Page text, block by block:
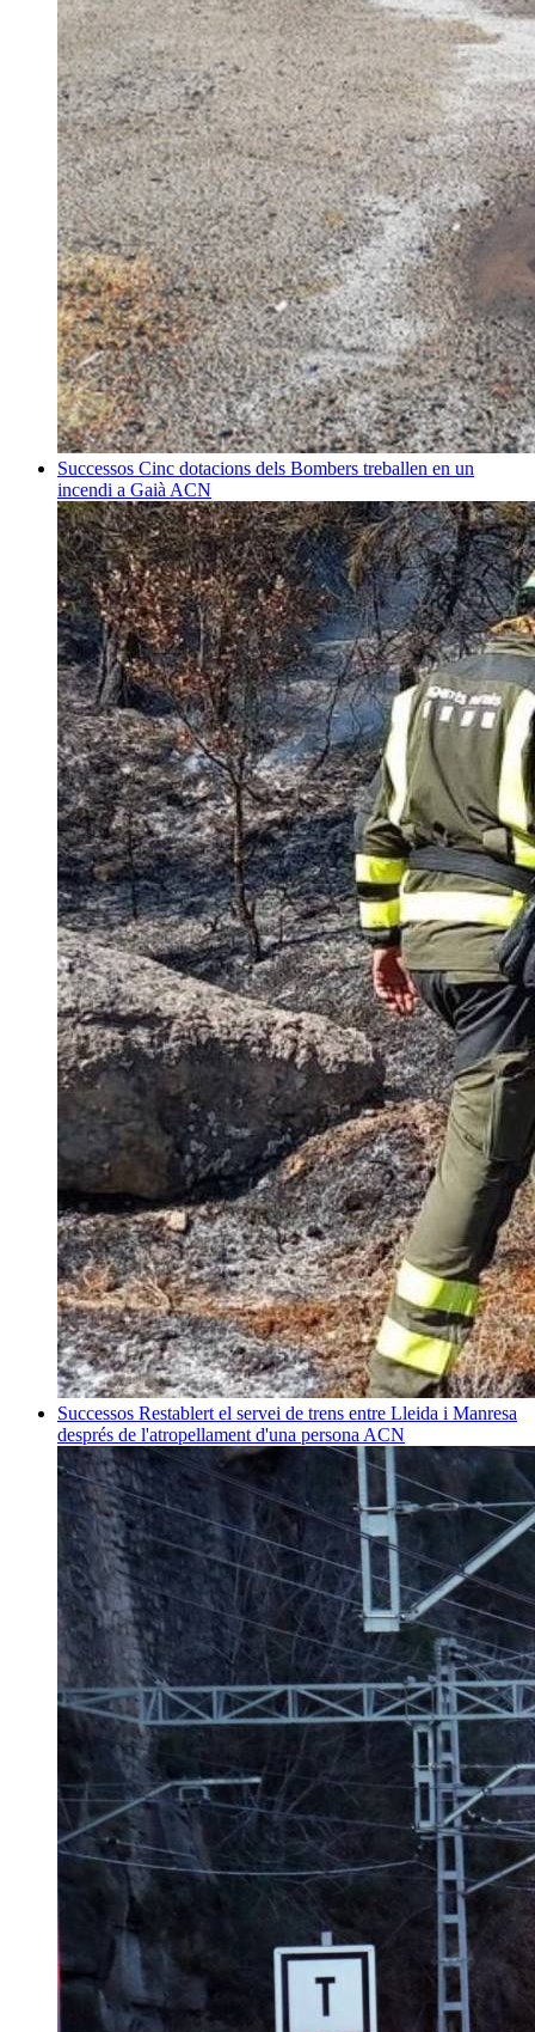
Successos Cinc dotacions dels Bombers treballen en un
incendi a Gaià ACN
Successos Restablert el servei de trens entre Lleida i Manresa
després de l'atropellament d'una persona ACN